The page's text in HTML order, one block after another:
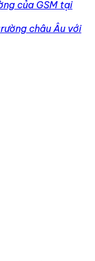
của GSM tại
châu Âu với